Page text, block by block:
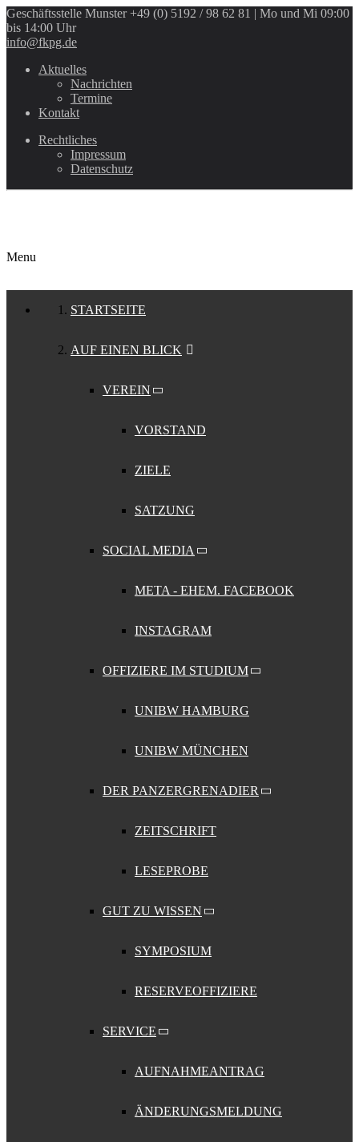
Geschäftsstelle Munster+49 (0) 5192 / 98 62 81 | Mo und Mi 09:00
bis 14:00 Uhr
info@fkpg.de
Aktuelles
Nachrichten
Termine
Kontakt
Rechtliches
Impressum
Datenschutz
Menu
STARTSEITE
AUF EINEN BLICK
VEREIN
VORSTAND
ZIELE
SATZUNG
SOCIAL MEDIA
META - EHEM. FACEBOOK
INSTAGRAM
OFFIZIERE IM STUDIUM
UNIBW HAMBURG
UNIBW MÜNCHEN
DER PANZERGRENADIER
ZEITSCHRIFT
LESEPROBE
GUT ZU WISSEN
SYMPOSIUM
RESERVEOFFIZIERE
SERVICE
AUFNAHMEANTRAG
ÄNDERUNGSMELDUNG